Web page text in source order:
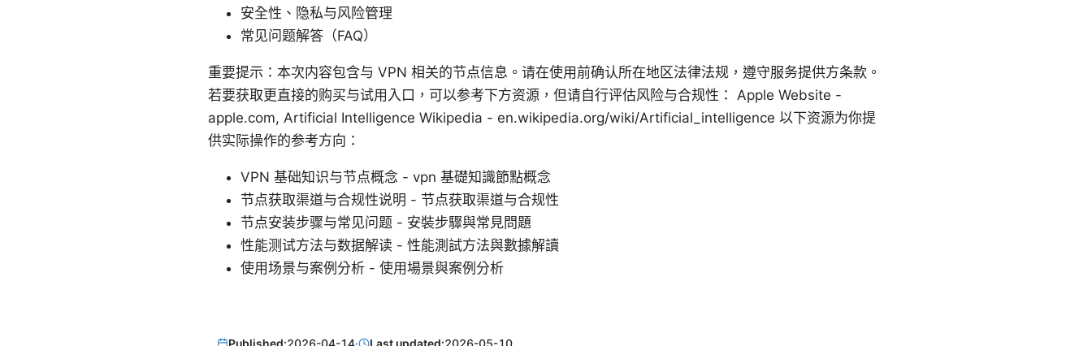
安全性、隐私与风险管理
常见问题解答（FAQ）
重要提示：本次内容包含与 VPN 相关的节点信息。请在使用前确认所在地区法律法规，遵守服务提供方条款。
若要获取更直接的购买与试用入口，可以参考下方资源，但请自行评估风险与合规性： Apple Website -
apple.com, Artificial Intelligence Wikipedia - en.wikipedia.org/wiki/Artificial_intelligence 以下资源为你提
供实际操作的参考方向：
VPN 基础知识与节点概念 - vpn 基礎知識節點概念
节点获取渠道与合规性说明 - 节点获取渠道与合规性
节点安装步骤与常见问题 - 安裝步驟與常見問題
性能测试方法与数据解读 - 性能測試方法與數據解讀
使用场景与案例分析 - 使用場景與案例分析
Published:2026-04-14· Last updated:2026-05-10